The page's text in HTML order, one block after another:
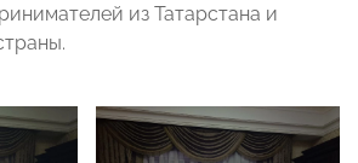
из Татарстана и